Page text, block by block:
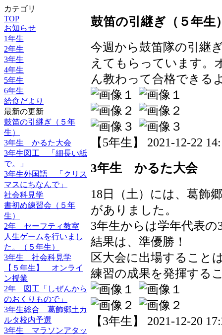
カテゴリ
TOP
お知らせ
1年生
2年生
3年生
4年生
5年生
6年生
給食だより
最新の更新
鼓笛の引継ぎ（５年
生）
3年生 かるた大会
3年生図工 「細長い紙
で。」
3年生外国語 「クリス
マスにちなんで」
社会科見学
書初め練習会（５年
生）
2年 セーフティ教室
人生ゲームを行いまし
た。（５年生）
3年生 社会科見学
【５年生】 オンライ
ン授業
2年 図工「しぜんから
のおくりもので」
3年生総合 葛飾郷土カ
ルタ校内予選
3年生 マラソンアタッ
鼓笛の引継ぎ（５年生
今週から鼓笛隊の引継
えてもらっています。
ん教わって合格できる
【5年生】 2021-12-22
3年生 かるた大会
18日（土）には、葛飾
がありました。
3年生からは学年代表
結果は、準優勝！
区大会に出場すること
練習の成果を発揮する
【3年生】 2021-12-20